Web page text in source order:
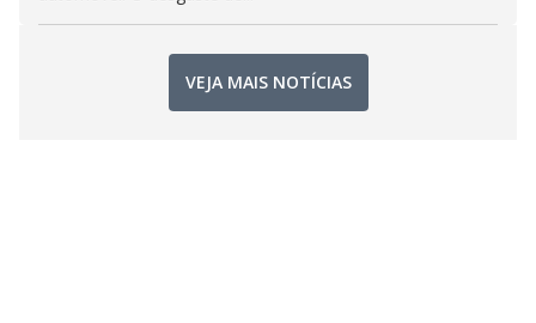
VEJA MAIS NOTÍCIAS